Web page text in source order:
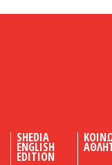
SHEDIA
ENGLISH
EDITION